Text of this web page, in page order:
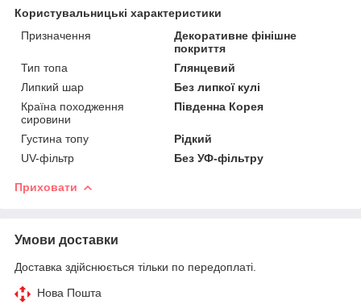
Користувальницькі характеристики
Призначення
Декоративне фінішне
покриття
Тип топа
Глянцевий
Липкий шар
Без липкої кулі
Країна походження
сировини
Південна Корея
Густина топу
Рідкий
UV-фільтр
Без УФ-фільтру
Приховати
Умови доставки
Доставка здійснюється тільки по передоплаті.
Нова Пошта